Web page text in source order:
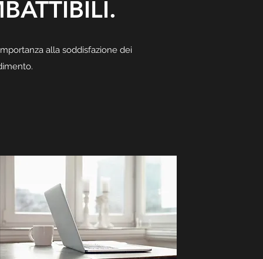
alla soddisfazione dei